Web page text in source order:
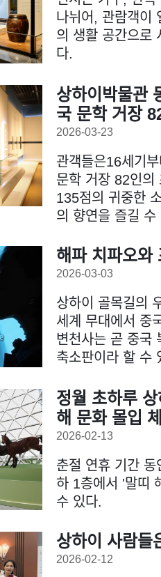
나뉘어, 관람객이
의 생활 공간으로
다.
상하이박물관
국 문학 거장
2026-03-23
관객들은16세기
문학 거장 82인의
135점의 귀중한
의 향연을 즐길 수
해파 치파오와
2026-03-03
상하이 골목길의
세계 무대에서 중
변천사는 곧 중국
축소판이라 할 수
정월 초하루
해 문화 몰입
2026-02-13
춘절 연휴 기간 동
하 1층에서 '말띠
수 있다.
상하이 사람들
2026-02-12